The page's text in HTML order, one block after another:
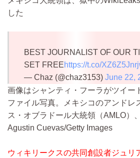
した
BEST JOURNALIST OF OUR
SET FREEhttps://t.co/
— Chaz (@chaz3153) June 22,
画像はシャンティ・フーラがツイー
ファイル写真。メキシコのアンドレ
ス・オブラドール大統領（AMLO）
Agustin Cuevas/Getty Images
ウィキリークスの共同創設者ジュリ